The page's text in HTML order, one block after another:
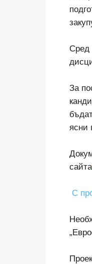
Сред
За
ясни
сайта
С